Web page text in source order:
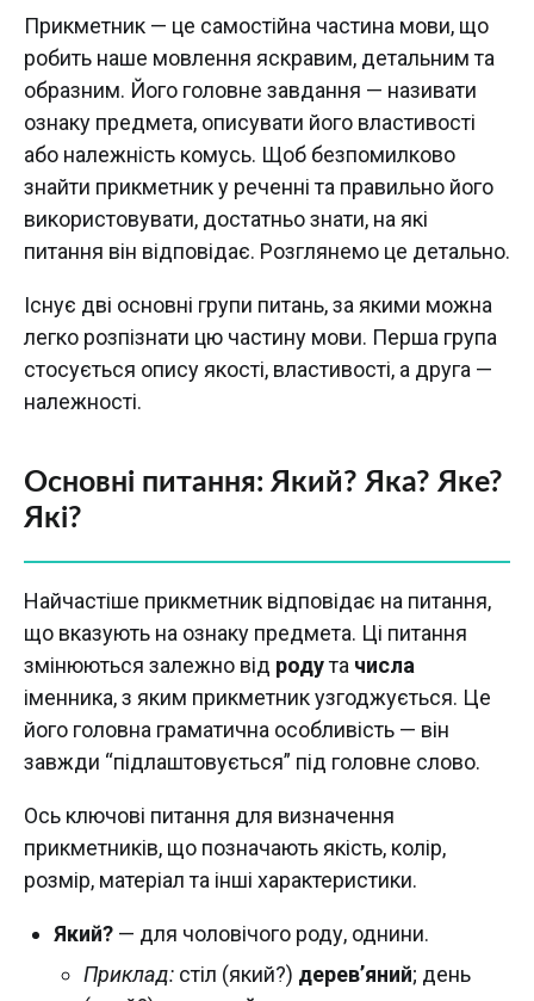
Прикметник — це самостійна частина мови, що
робить наше мовлення яскравим, детальним та
образним. Його головне завдання — називати
ознаку предмета, описувати його властивості
або належність комусь. Щоб безпомилково
знайти прикметник у реченні та правильно його
використовувати, достатньо знати, на які
питання він відповідає. Розглянемо це детально.
Існує дві основні групи питань, за якими можна
легко розпізнати цю частину мови. Перша група
стосується опису якості, властивості, а друга —
належності.
Основні питання: Який? Яка? Яке?
Які?
Найчастіше прикметник відповідає на питання,
що вказують на ознаку предмета. Ці питання
змінюються залежно від родута числа
іменника, з яким прикметник узгоджується. Це
його головна граматична особливість — він
завжди “підлаштовується” під головне слово.
Ось ключові питання для визначення
прикметників, що позначають якість, колір,
розмір, матеріал та інші характеристики.
Який? — для чоловічого роду, однини.
Приклад: стіл (який?) дерев’яний; день